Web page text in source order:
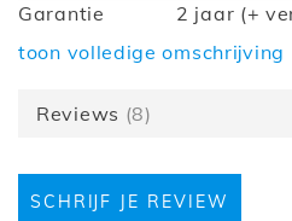
Garantie
2 jaar (+
Montage
Diepte (cm)
Collectie
Conception-
Uitvoering
Horizontaal
toon volledige omschrijving
Reviews 8
SCHRIJF JE REVIEW